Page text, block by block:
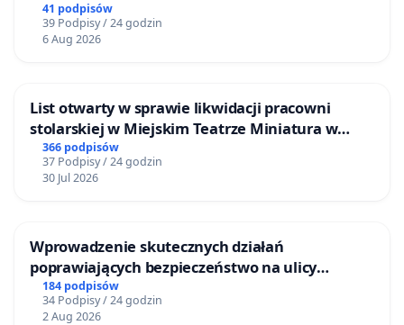
41 podpisów
39 Podpisy / 24 godzin
6 Aug 2026
List otwarty w sprawie likwidacji pracowni
stolarskiej w Miejskim Teatrze Miniatura w
Gdańsku
366 podpisów
37 Podpisy / 24 godzin
30 Jul 2026
Wprowadzenie skutecznych działań
poprawiających bezpieczeństwo na ulicy
Żeromskiego w Otwocku
184 podpisów
34 Podpisy / 24 godzin
2 Aug 2026